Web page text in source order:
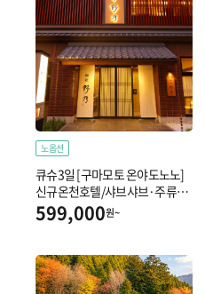
노옵션
큐슈3일 [구마모토 온야도노노]
신규온천호텔/샤브샤브·주류무
제한/히타/후쿠오카
599,000원~